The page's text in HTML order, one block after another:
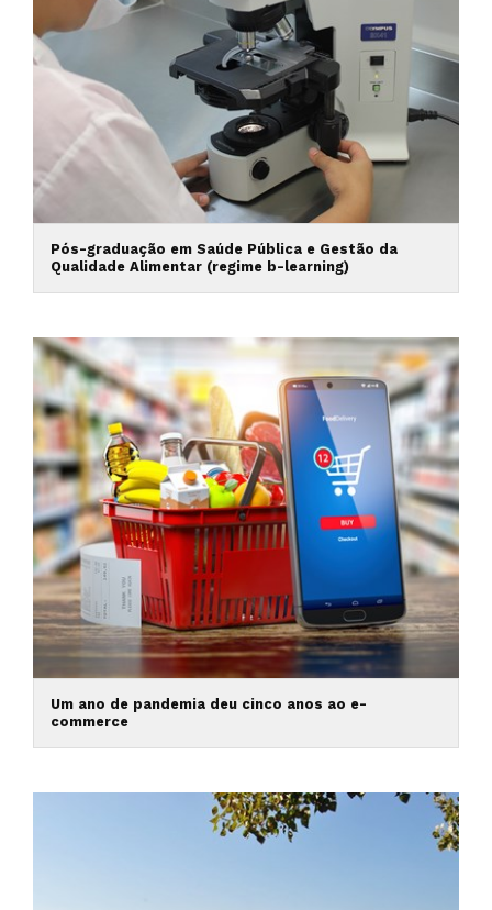
Pós-graduação em Saúde Pública e Gestão da
Qualidade Alimentar (regime b-learning)
Um ano de pandemia deu cinco anos ao e-
commerce